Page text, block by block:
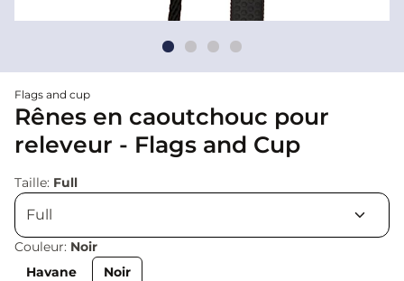
Flags and cup
Rênes en caoutchouc pour
releveur - Flags and Cup
Taille: Full
Couleur: Noir
Havane
Noir